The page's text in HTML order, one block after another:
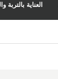
العناية